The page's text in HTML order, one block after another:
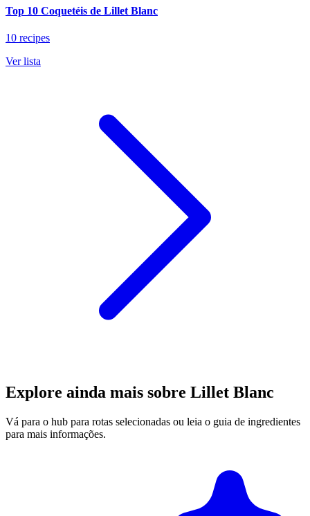
Top 10 Coquetéis de Lillet Blanc
10 recipes
Ver lista
Explore ainda mais sobre Lillet Blanc
Vá para o hub para rotas selecionadas ou leia o guia de ingredientes
para mais informações.